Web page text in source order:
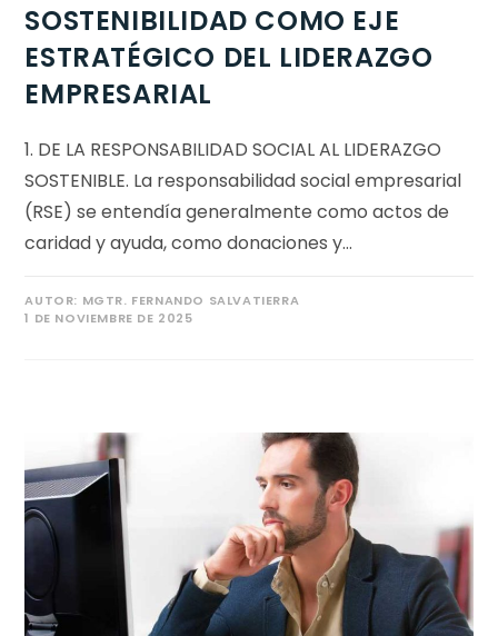
SOSTENIBILIDAD COMO EJE
ESTRATÉGICO DEL LIDERAZGO
EMPRESARIAL
1. DE LA RESPONSABILIDAD SOCIAL AL LIDERAZGO
SOSTENIBLE. La responsabilidad social empresarial
(RSE) se entendía generalmente como actos de
caridad y ayuda, como donaciones y…
AUTOR: MGTR. FERNANDO SALVATIERRA
1 DE NOVIEMBRE DE 2025